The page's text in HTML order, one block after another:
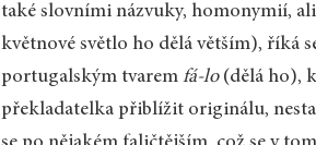
také slovními názvuky, homonymií,
květnové světlo ho dělá větším), říká
portugalským tvaremfá-lo(dělá ho),
překladatelka přiblížit originálu,